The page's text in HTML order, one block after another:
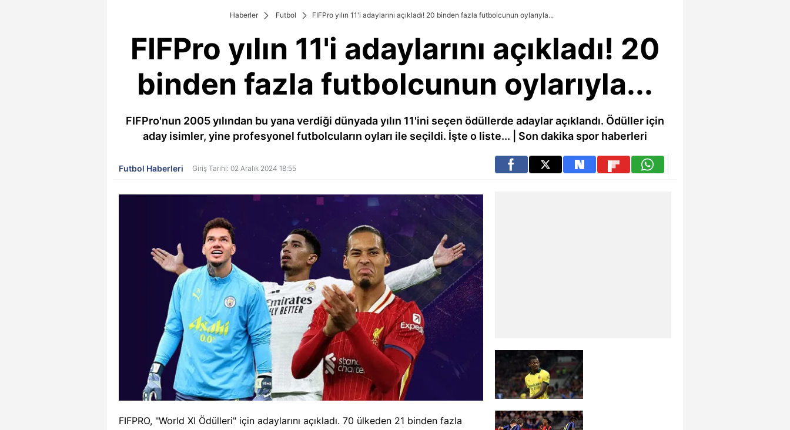
Haberler Futbol FIFPro yılın 11'i adaylarını açıkladı! 20 binden fazla futbolcunun oylarıyla...
FIFPro yılın 11'i adaylarını açıkladı! 20
binden fazla futbolcunun oylarıyla...
FIFPro'nun 2005 yılından bu yana verdiği dünyada yılın 11'ini seçen ödüllerde adaylar açıklandı. Ödüller için
aday isimler, yine profesyonel futbolcuların oyları ile seçildi. İşte o liste... | Son dakika spor haberleri
Futbol Haberleri Giriş Tarihi: 02 Aralık 2024 18:55
FIFPRO, "World XI Ödülleri" için adaylarını açıkladı. 70 ülkeden 21 binden fazla